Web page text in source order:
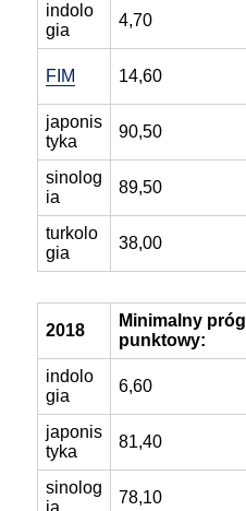
indolo
gia
4,70
FIM 14,60
japonis
tyka
90,50
sinolog
ia
89,50
turkolo
gia
38,00
2018
Minimalny próg
punktowy:
indolo
gia
6,60
japonis
tyka
81,40
sinolog
78,10